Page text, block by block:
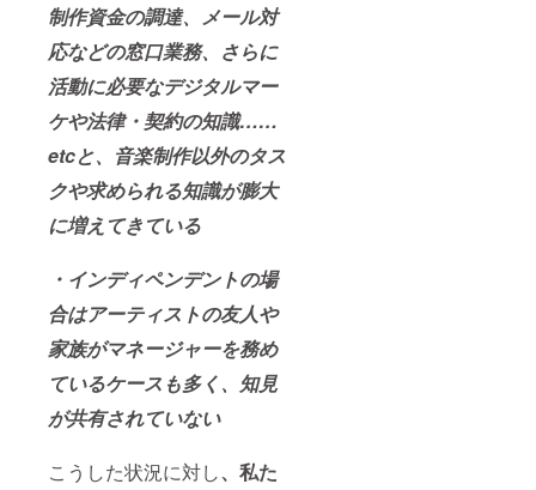
制作資金の調達、メール対
応などの窓口業務、さらに
活動に必要なデジタルマー
ケや法律・契約の知識……
etcと、音楽制作以外のタス
クや求められる知識が膨大
に増えてきている
・インディペンデントの場
合はアーティストの友人や
家族がマネージャーを務め
ているケースも多く、知見
が共有されていない
こうした状況に対し、私た